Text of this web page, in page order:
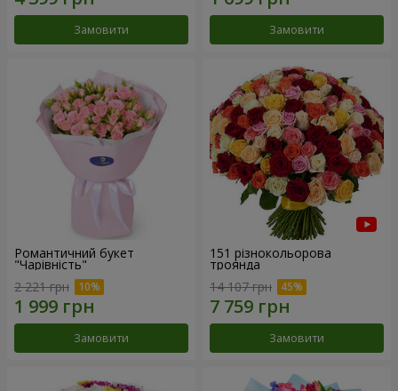
Замовити Замовити
Романтичний букет
"Чарівність"
2 221 грн
Замовити
151 різнокольорова
троянда
14 107 грн
Замовити